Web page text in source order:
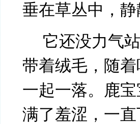
垂在草丛中，
它还没力气站
带着绒毛，随
一起一落。鹿
满了羞涩，一